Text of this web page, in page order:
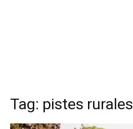
Tag: pistes rurales